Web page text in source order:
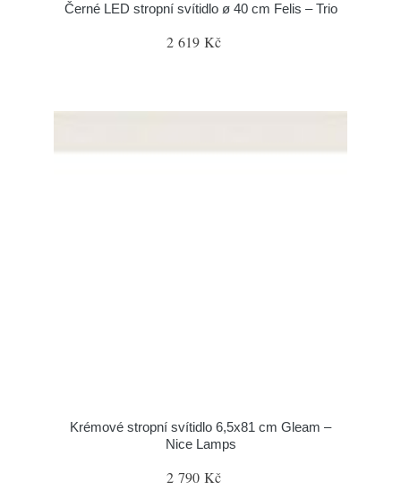
Černé LED stropní svítidlo ø 40 cm Felis – Trio
2 619 Kč
Krémové stropní svítidlo 6,5x81 cm Gleam –
Nice Lamps
2 790 Kč